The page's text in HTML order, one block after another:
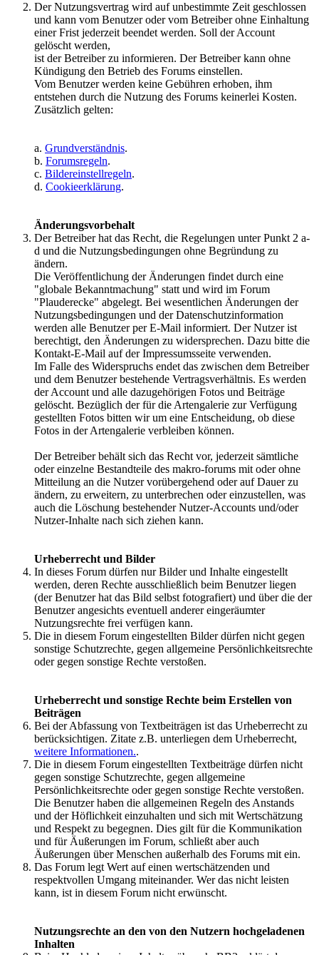
Der Nutzungsvertrag wird auf unbestimmte Zeit geschlossen
und kann vom Benutzer oder vom Betreiber ohne Einhaltung
einer Frist jederzeit beendet werden. Soll der Account
gelöscht werden,
ist der Betreiber zu informieren. Der Betreiber kann ohne
Kündigung den Betrieb des Forums einstellen.
Vom Benutzer werden keine Gebühren erhoben, ihm
entstehen durch die Nutzung des Forums keinerlei Kosten.
Zusätzlich gelten:
a. Grundverständnis.
b. Forumsregeln.
c. Bildereinstellregeln.
d. Cookieerklärung.
Änderungsvorbehalt
Der Betreiber hat das Recht, die Regelungen unter Punkt 2 a-
d und die Nutzungsbedingungen ohne Begründung zu
ändern.
Die Veröffentlichung der Änderungen findet durch eine
"globale Bekanntmachung" statt und wird im Forum
"Plauderecke" abgelegt. Bei wesentlichen Änderungen der
Nutzungsbedingungen und der Datenschutzinformation
werden alle Benutzer per E-Mail informiert. Der Nutzer ist
berechtigt, den Änderungen zu widersprechen. Dazu bitte die
Kontakt-E-Mail auf der Impressumsseite verwenden.
Im Falle des Widerspruchs endet das zwischen dem Betreiber
und dem Benutzer bestehende Vertragsverhältnis. Es werden
der Account und alle dazugehörigen Fotos und Beiträge
gelöscht. Bezüglich der für die Artengalerie zur Verfügung
gestellten Fotos bitten wir um eine Entscheidung, ob diese
Fotos in der Artengalerie verbleiben können.
Der Betreiber behält sich das Recht vor, jederzeit sämtliche
oder einzelne Bestandteile des makro-forums mit oder ohne
Mitteilung an die Nutzer vorübergehend oder auf Dauer zu
ändern, zu erweitern, zu unterbrechen oder einzustellen, was
auch die Löschung bestehender Nutzer-Accounts und/oder
Nutzer-Inhalte nach sich ziehen kann.
Urheberrecht und Bilder
In dieses Forum dürfen nur Bilder und Inhalte eingestellt
werden, deren Rechte ausschließlich beim Benutzer liegen
(der Benutzer hat das Bild selbst fotografiert) und über die der
Benutzer angesichts eventuell anderer eingeräumter
Nutzungsrechte frei verfügen kann.
Die in diesem Forum eingestellten Bilder dürfen nicht gegen
sonstige Schutzrechte, gegen allgemeine Persönlichkeitsrechte
oder gegen sonstige Rechte verstoßen.
Urheberrecht und sonstige Rechte beim Erstellen von
Beiträgen
Bei der Abfassung von Textbeiträgen ist das Urheberrecht zu
berücksichtigen. Zitate z.B. unterliegen dem Urheberrecht,
weitere Informationen..
Die in diesem Forum eingestellten Textbeiträge dürfen nicht
gegen sonstige Schutzrechte, gegen allgemeine
Persönlichkeitsrechte oder gegen sonstige Rechte verstoßen.
Die Benutzer haben die allgemeinen Regeln des Anstands
und der Höflichkeit einzuhalten und sich mit Wertschätzung
und Respekt zu begegnen. Dies gilt für die Kommunikation
und für Äußerungen im Forum, schließt aber auch
Äußerungen über Menschen außerhalb des Forums mit ein.
Das Forum legt Wert auf einen wertschätzenden und
respektvollen Umgang miteinander. Wer das nicht leisten
kann, ist in diesem Forum nicht erwünscht.
Nutzungsrechte an den von den Nutzern hochgeladenen
Inhalten